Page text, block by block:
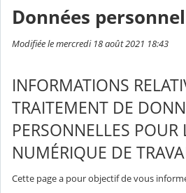
Données
Modifiée le mercredi 18 août 2021 18:43
INFORMATIONS
TRAITEMENT DE
PERSONNELLES POUR
NUMÉRIQUE DE
Cette page a pour objectif de vous